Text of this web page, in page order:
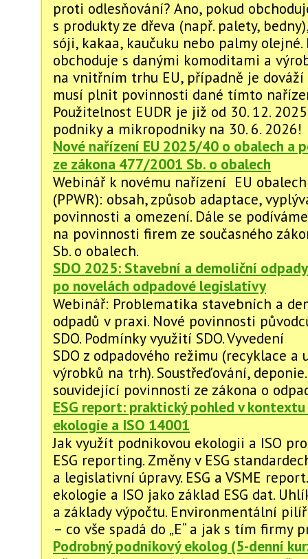
proti odlesňování? Ano, pokud
s produkty ze dřeva (např. palety,
sóji, kakaa, kaučuku nebo palmy olejné.
obchoduje s danými komoditami a
na vnitřním trhu EU, případně je dováží
musí plnit povinnosti dané tímto
Použitelnost EUDR je již od 30. 12.
podniky a mikropodniky na 30. 6. 2026!
Nové nařízení EU 2025/40 o obalech a
ze zákona 477/2001 Sb. o obalech
Webinář k novému nařízení EU
(PPWR): obsah, způsob adaptace,
povinnosti a omezení. Dále se podíváme
na povinnosti firem ze současného
Sb. o obalech.
SDO 2025: Stavební a demoliční
po novelách odpadové legislativy
Webinář: Problematika stavebních a
odpadů v praxi. Nové povinnosti
SDO. Podmínky využití SDO. Vyvedení
SDO z odpadového režimu (recyklace a
výrobků na trh). Soustřeďování,
souvidející povinnosti ze zákona o
ESG report: praktický pohled v
ekologie a ISO 14001
Jak využít podnikovou ekologii a ISO pro
ESG reporting. Změny v ESG
a legislativní úpravy. ESG a VSME
ekologie a ISO jako základ ESG dat.
a základy výpočtu. Environmentální
– co vše spadá do „E“ a jak s tím firmy
Podrobný podnikový ekolog (5-denní